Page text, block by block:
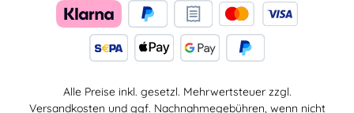
Alle Preise inkl. gesetzl. Mehrwertsteuer zzgl.
Versandkosten und ggf. Nachnahmegebühren, wenn nicht